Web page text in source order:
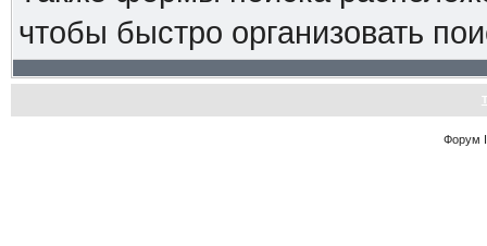
чтобы быстро организовать
Форум